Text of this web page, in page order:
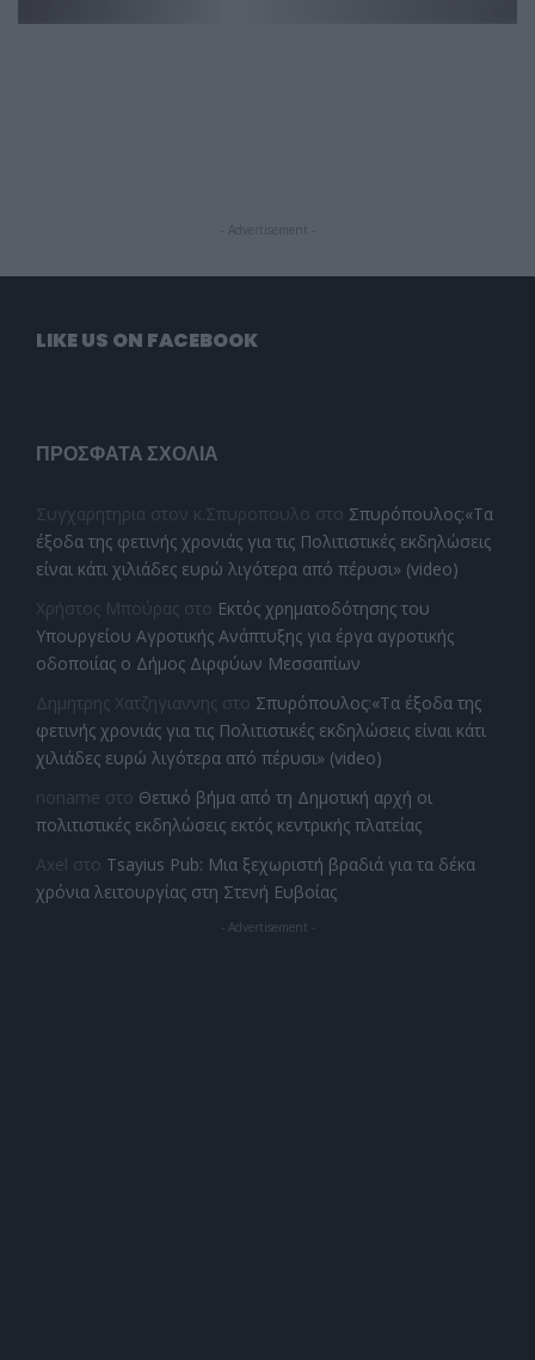
- Advertisement -
LIKE US ON FACEBOOK
ΠΡΌΣΦΑΤΑ ΣΧΌΛΙΑ
Συγχαρητηρια στον κ.Σπυροπουλο στο Σπυρόπουλος:«Τα
έξοδα της φετινής χρονιάς για τις Πολιτιστικές εκδηλώσεις
είναι κάτι χιλιάδες ευρώ λιγότερα από πέρυσι» (video)
Χρήστος Μπούρας στο Εκτός χρηματοδότησης του
Υπουργείου Αγροτικής Ανάπτυξης για έργα αγροτικής
οδοποιίας ο Δήμος Διρφύων Μεσσαπίων
Δημητρης Χατζηγιαννης στο Σπυρόπουλος:«Τα έξοδα της
φετινής χρονιάς για τις Πολιτιστικές εκδηλώσεις είναι κάτι
χιλιάδες ευρώ λιγότερα από πέρυσι» (video)
noname στο Θετικό βήμα από τη Δημοτική αρχή οι
πολιτιστικές εκδηλώσεις εκτός κεντρικής πλατείας
Axel στο Tsayius Pub: Μια ξεχωριστή βραδιά για τα δέκα
χρόνια λειτουργίας στη Στενή Ευβοίας
- Advertisement -